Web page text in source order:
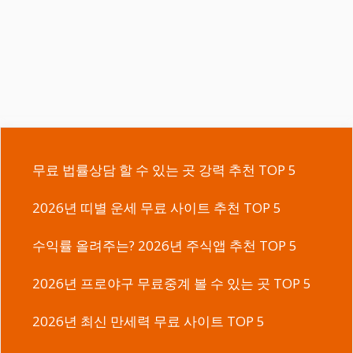
무료 법률상담 할 수 있는 곳 강력 추천 TOP 5
2026년 띠별 운세 무료 사이트 추천 TOP 5
수익률 올려주는? 2026년 주식앱 추천 TOP 5
2026년 프로야구 무료중계 볼 수 있는 곳 TOP 5
2026년 최신 만세력 무료 사이트 TOP 5